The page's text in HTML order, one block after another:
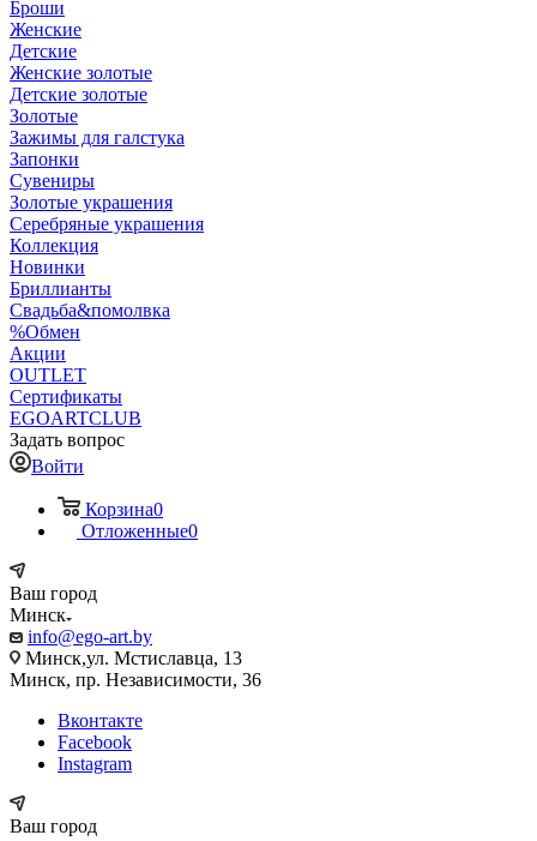
Броши
Женские
Детские
Женские золотые
Детские золотые
Золотые
Зажимы для галстука
Запонки
Сувениры
Золотые украшения
Серебряные украшения
Коллекция
Новинки
Бриллианты
Свадьба&помолвка
%Обмен
Акции
OUTLET
Сертификаты
EGOARTCLUB
Задать вопрос
Войти
Корзина0
Отложенные0
Ваш город
Минск
info@ego-art.by
Минск,ул. Мстиславца, 13
Минск, пр. Независимости, 36
Вконтакте
Facebook
Instagram
Ваш город